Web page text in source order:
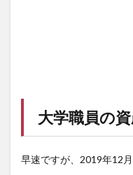
大学職員の
早速ですが、2019年12